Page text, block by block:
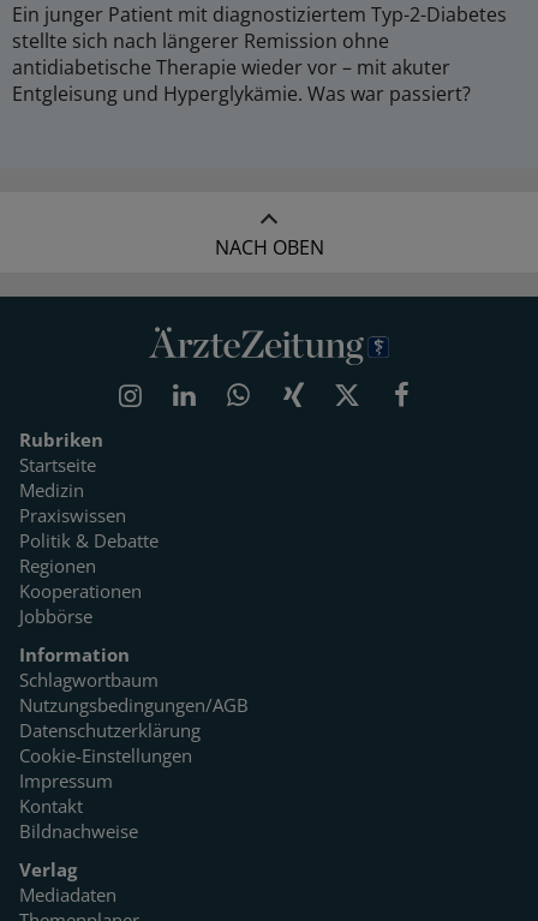
Ein junger Patient mit diagnostiziertem Typ-2-Diabetes
stellte sich nach längerer Remission ohne
antidiabetische Therapie wieder vor – mit akuter
Entgleisung und Hyperglykämie. Was war passiert?
NACH OBEN
Rubriken
Startseite
Medizin
Praxiswissen
Politik & Debatte
Regionen
Kooperationen
Jobbörse
Information
Schlagwortbaum
Nutzungsbedingungen/AGB
Datenschutzerklärung
Cookie-Einstellungen
Impressum
Kontakt
Bildnachweise
Verlag
Mediadaten